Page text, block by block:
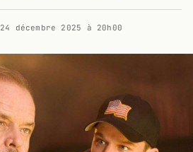
24 décembre 2025 à 20h00